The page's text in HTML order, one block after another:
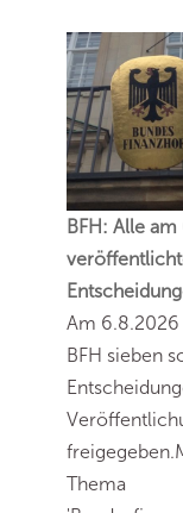
BFH: Alle
Am 6.8.2026
BFH sieben
Thema